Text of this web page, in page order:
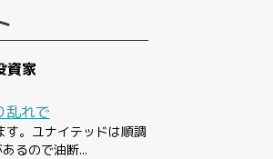
資家
乱れで
す。ユナイテッドは順調
るので油断...